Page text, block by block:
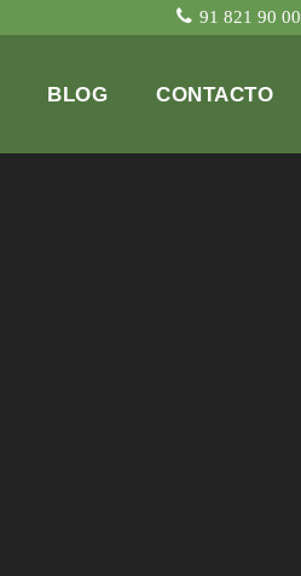
91 821 90 00
BLOG CONTACTO